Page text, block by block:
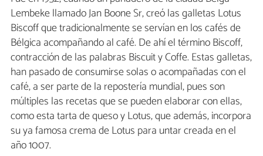
Lembeke llamado Jan Boone Sr, creó las galletas Lotus
Biscoff que tradicionalmente se servían en los cafés de
Bélgica acompañando al café. De ahí el término Biscoff,
contracción de las palabras Biscuit y Coffe. Estas galletas,
han pasado de consumirse solas o acompañadas con el
café, a ser parte de la repostería mundial, pues son
múltiples las recetas que se pueden elaborar con ellas,
como esta tarta de queso y Lotus, que además, incorpora
su ya famosa crema de Lotus para untar creada en el
año 1007.